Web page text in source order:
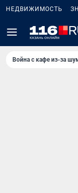
НЕДВИЖИМОСТЬ
Война с кафе из-за